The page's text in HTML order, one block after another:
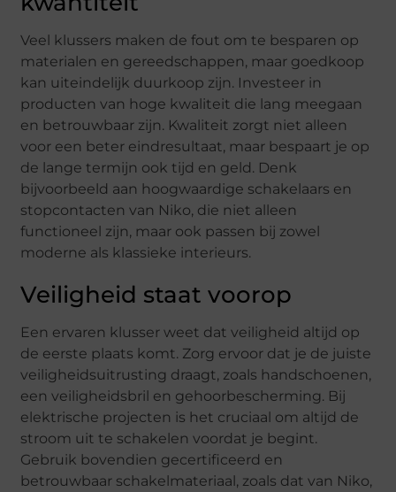
Veel klussers maken de fout om te besparen op
materialen en gereedschappen, maar goedkoop
kan uiteindelijk duurkoop zijn. Investeer in
producten van hoge kwaliteit die lang meegaan
en betrouwbaar zijn. Kwaliteit zorgt niet alleen
voor een beter eindresultaat, maar bespaart je op
de lange termijn ook tijd en geld. Denk
bijvoorbeeld aan hoogwaardige schakelaars en
stopcontacten van Niko, die niet alleen
functioneel zijn, maar ook passen bij zowel
moderne als klassieke interieurs.
Veiligheid staat voorop
Een ervaren klusser weet dat veiligheid altijd op
de eerste plaats komt. Zorg ervoor dat je de juiste
veiligheidsuitrusting draagt, zoals handschoenen,
een veiligheidsbril en gehoorbescherming. Bij
elektrische projecten is het cruciaal om altijd de
stroom uit te schakelen voordat je begint.
Gebruik bovendien gecertificeerd en
betrouwbaar schakelmateriaal, zoals dat van Niko,